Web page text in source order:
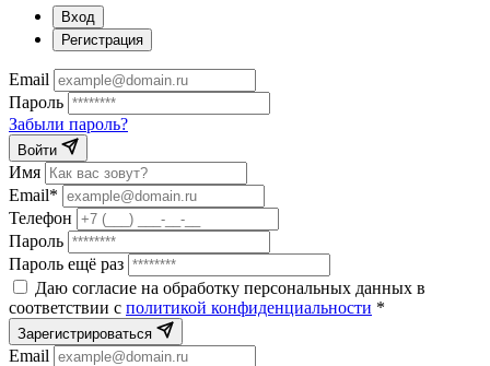
Вход
Регистрация
Email
Пароль
Забыли пароль?
Войти
Имя
Email*
Телефон
Пароль
Пароль ещё раз
Даю согласие на обработку персональных данных в
соответствии с политикой конфиденциальности *
Зарегистрироваться
Email